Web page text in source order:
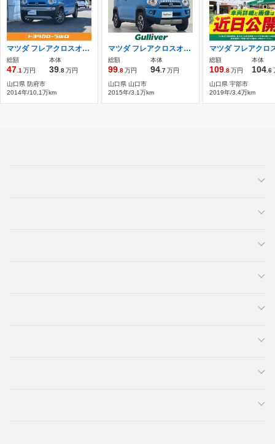
マツダ フレアクロスオーバー フレアクロスオーバー XG 前後ドラレコ バックカメラ ナビ
総額
47 .1 万円
本体
39 .8万円
山口県 防府市
2014年/10.1万km
マツダ フレアクロスオーバー 660 XS 4WD 2インチリフトアップ JAOSマッドガード
総額
99 .8万円
本体
94 .7万円
山口県 山口市
2015年/3.1万km
総額
109 .8万円
本体
104 .6
山口県 宇部市
2019年/3.4万km